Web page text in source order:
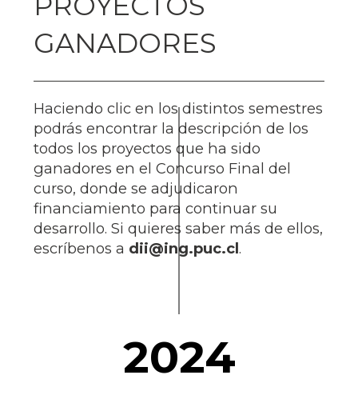
GANADORES
Haciendo clic en los distintos semestres
podrás encontrar la descripción de los
todos los proyectos que ha sido
ganadores en el Concurso Final del
curso, donde se adjudicaron
financiamiento para continuar su
desarrollo. Si quieres saber más de ellos,
escríbenos a dii@ing.puc.cl.
2024